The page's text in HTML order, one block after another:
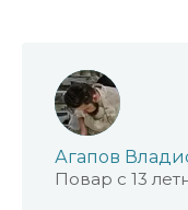
Агапов
Повар с 13